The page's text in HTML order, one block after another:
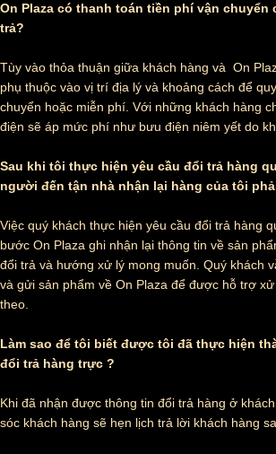
On Plaza có thanh toán tiền phí vận chuyển
trả?
Tùy vào thỏa thuận giữa khách hàng và On
phụ thuộc vào vị trí địa lý và khoảng cách để
chuyển hoặc miễn phí. Với những khách hàng
điện sẽ áp mức phí như bưu điện niêm yết do
Sau khi tôi thực hiện yêu cầu đổi trả hàng
người đến tận nhà nhận lại hàng của tôi
Việc quý khách thực hiện yêu cầu đổi trả hàng
bước On Plaza ghi nhận lại thông tin về sản
đổi trả và hướng xử lý mong muốn. Quý khách
và gửi sản phẩm về On Plaza để được hỗ trợ
theo.
Làm sao để tôi biết được tôi đã thực hiện
đổi trả hàng trực ?
Khi đã nhận được thông tin đổi trả hàng ở
sóc khách hàng sẽ hẹn lịch trả lời khách hàng